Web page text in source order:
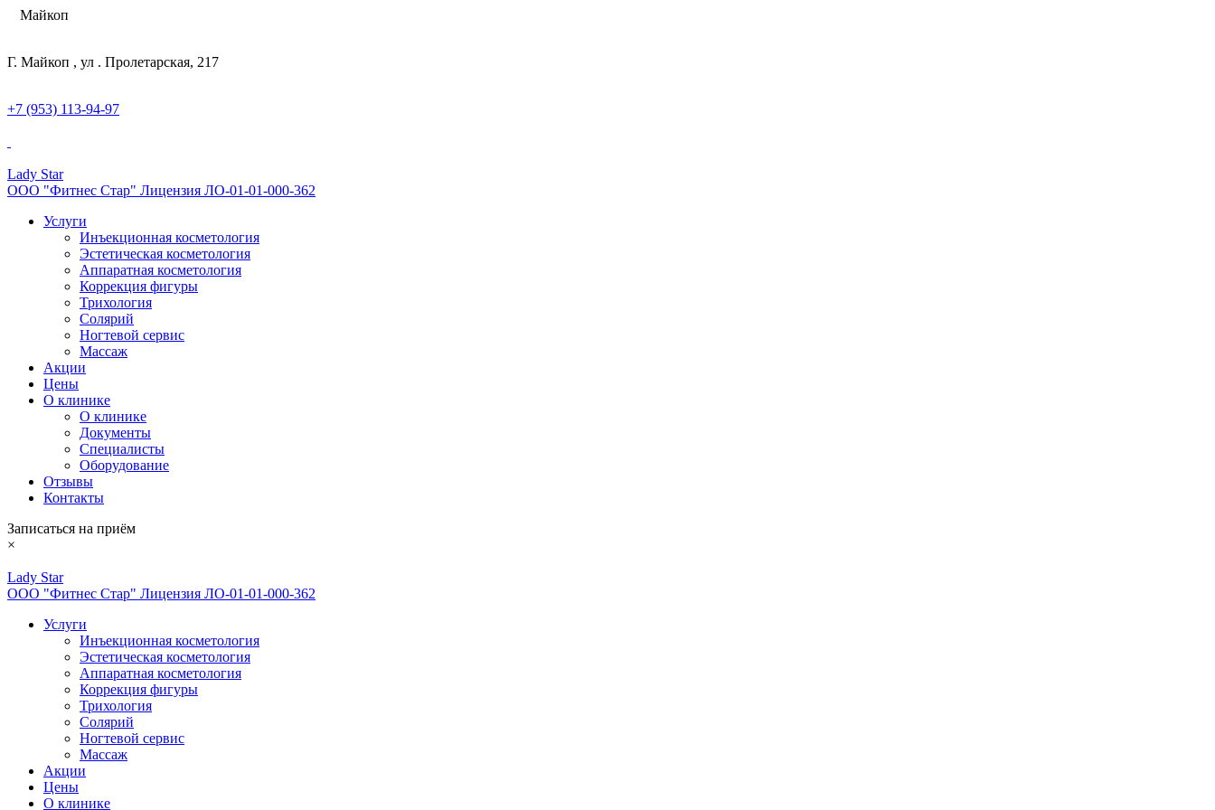
Майкоп
Г. Майкоп , ул . Пролетарская, 217
+7 (953) 113-94-97
Lady Star
ООО "Фитнес Стар" Лицензия ЛО-01-01-000-362
Услуги
Инъекционная косметология
Эстетическая косметология
Аппаратная косметология
Коррекция фигуры
Трихология
Солярий
Ногтевой сервис
Массаж
Акции
Цены
О клинике
О клинике
Документы
Специалисты
Оборудование
Отзывы
Контакты
Записаться на приём
×
Lady Star
ООО "Фитнес Стар" Лицензия ЛО-01-01-000-362
Услуги
Инъекционная косметология
Эстетическая косметология
Аппаратная косметология
Коррекция фигуры
Трихология
Солярий
Ногтевой сервис
Массаж
Акции
Цены
О клинике